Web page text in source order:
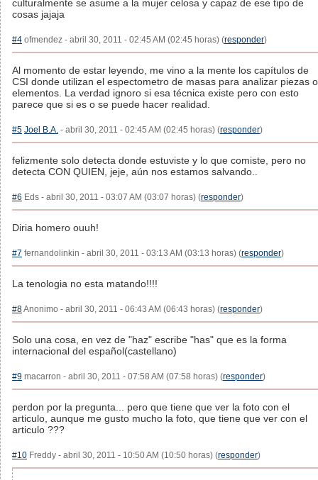
culturalmente se asume a la mujer celosa y capaz de ese tipo de
cosas jajaja
#4 ofmendez - abril 30, 2011 - 02:45 AM (02:45 horas) (responder)
Al momento de estar leyendo, me vino a la mente los capítulos de
CSI donde utilizan el espectometro de masas para analizar piezas o
elementos. La verdad ignoro si esa técnica existe pero con esto
parece que si es o se puede hacer realidad.
#5 Joel B.A. - abril 30, 2011 - 02:45 AM (02:45 horas) (responder)
felizmente solo detecta donde estuviste y lo que comiste, pero no
detecta CON QUIEN, jeje, aún nos estamos salvando..
#6 Eds - abril 30, 2011 - 03:07 AM (03:07 horas) (responder)
Diria homero ouuh!
#7 fernandolinkin - abril 30, 2011 - 03:13 AM (03:13 horas) (responder)
La tenologia no esta matando!!!!
#8Anonimo - abril 30, 2011 - 06:43 AM (06:43 horas) (responder)
Solo una cosa, en vez de "haz" escribe "has" que es la forma
internacional del español(castellano)
#9 macarron - abril 30, 2011 - 07:58 AM (07:58 horas) (responder)
perdon por la pregunta... pero que tiene que ver la foto con el
articulo, aunque me gusto mucho la foto, que tiene que ver con el
articulo ???
#10 Freddy - abril 30, 2011 - 10:50 AM (10:50 horas) (responder)